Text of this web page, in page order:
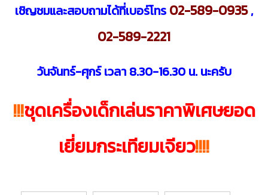
เชิญชมและสอบถามได้ที่เบอร์โทร 02-589-0935,
02-589-2221
วันจันทร์-ศุกร์ เวลา 8.30-16.30 น. นะครับ
!!!ชุดเครื่องเด็กเล่นราคาพิเศษยอด
เยี่ยมกระเทียมเจียว!!!!